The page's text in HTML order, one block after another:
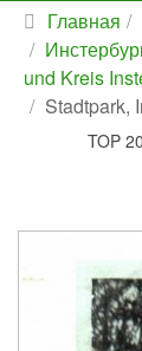
Главная
und Kreis
Stadtpark,
TOP